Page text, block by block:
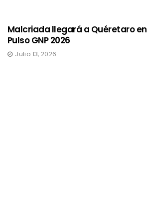
Malcriada llegará a Quéretaro en
Pulso GNP 2026
Julio 13, 2026